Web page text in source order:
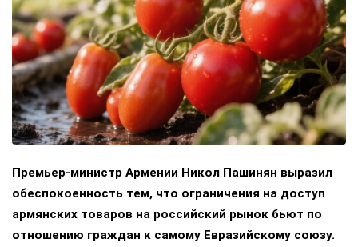
Премьер-министр Армении Никол Пашинян выразил
обеспокоенность тем, что ограничения на доступ
армянских товаров на российский рынок бьют по
отношению граждан к самому Евразийскому союзу.